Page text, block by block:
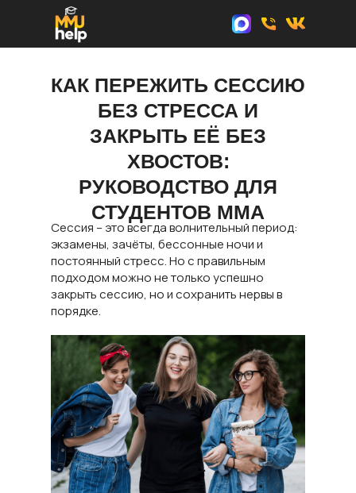
КАК ПЕРЕЖИТЬ СЕССИЮ
БЕЗ СТРЕССА И
ЗАКРЫТЬ ЕЁ БЕЗ
ХВОСТОВ:
РУКОВОДСТВО ДЛЯ
СТУДЕНТОВ ММА
Сессия – это всегда волнительный период:
экзамены, зачёты, бессонные ночи и
постоянный стресс. Но с правильным
подходом можно не только успешно
закрыть сессию, но и сохранить нервы в
порядке.